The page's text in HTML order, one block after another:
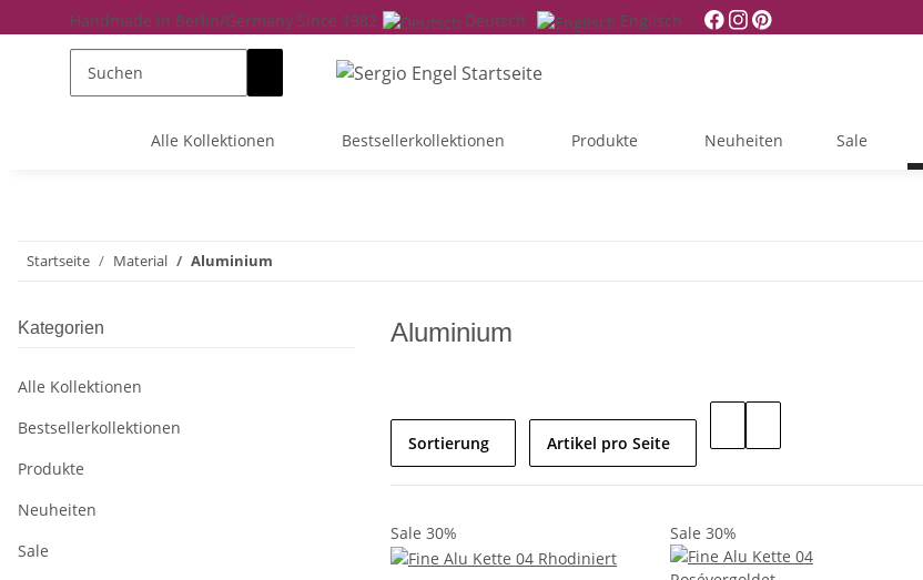
Handmade in Berlin/Germany Since 1982 Deutsch Englisch
Alle Kollektionen Bestsellerkollektionen Produkte Neuheiten Sale
Startseite Material Aluminium
Aluminium
Sortierung Artikel pro Seite
Sale 30% Sale 30%
Kategorien
Alle Kollektionen
Bestsellerkollektionen
Produkte
Neuheiten
Sale